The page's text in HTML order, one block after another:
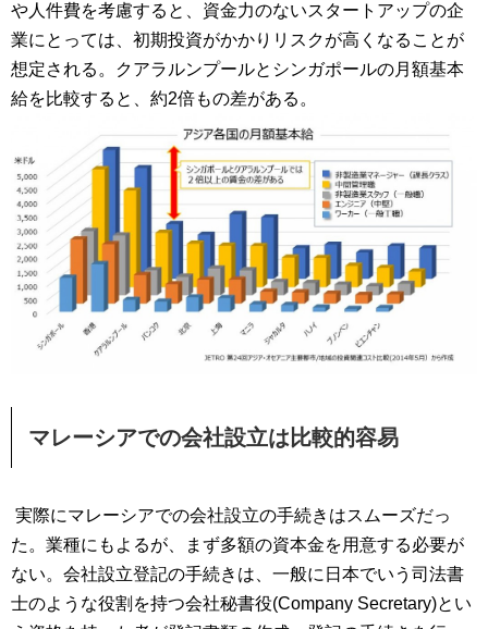
や人件費を考慮すると、資金力のないスタートアップの企
業にとっては、初期投資がかかりリスクが高くなることが
想定される。クアラルンプールとシンガポールの月額基本
給を比較すると、約2倍もの差がある。
マレーシアでの会社設立は比較的容易
実際にマレーシアでの会社設立の手続きはスムーズだっ
た。業種にもよるが、まず多額の資本金を用意する必要が
ない。会社設立登記の手続きは、一般に日本でいう司法書
士のような役割を持つ会社秘書役(Company Secretary)とい